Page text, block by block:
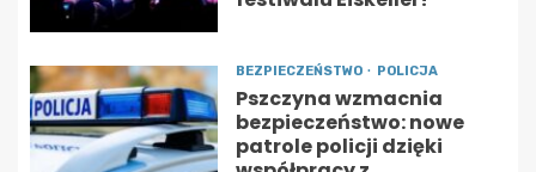
BEZPIECZEŃSTWO POLICJA
Pszczyna wzmacnia
bezpieczeństwo: nowe
patrole policji dzięki